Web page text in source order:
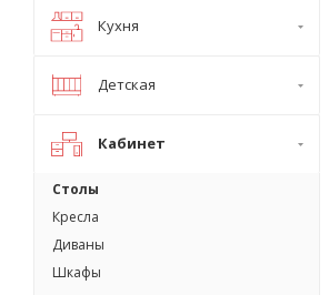
Кухня
Детская
Кабинет
Столы
Кресла
Диваны
Шкафы